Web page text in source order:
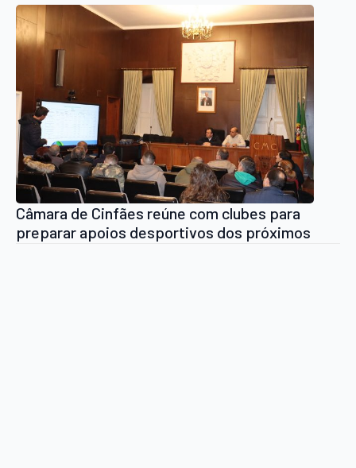
Câmara de Cinfães reúne com clubes para
preparar apoios desportivos dos próximos